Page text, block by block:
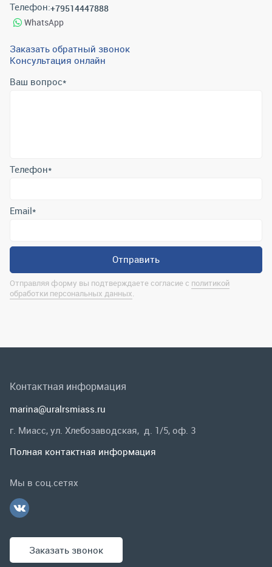
Телефон:+79514447888
WhatsApp
Заказать обратный звонок
Консультация онлайн
Ваш вопрос*
Отправляя форму вы подтверждаете согласие с
Спецпредложения
Гарантии и возврат
Контактная информация
marina@uralrsmiass.ru
Заказать звонок